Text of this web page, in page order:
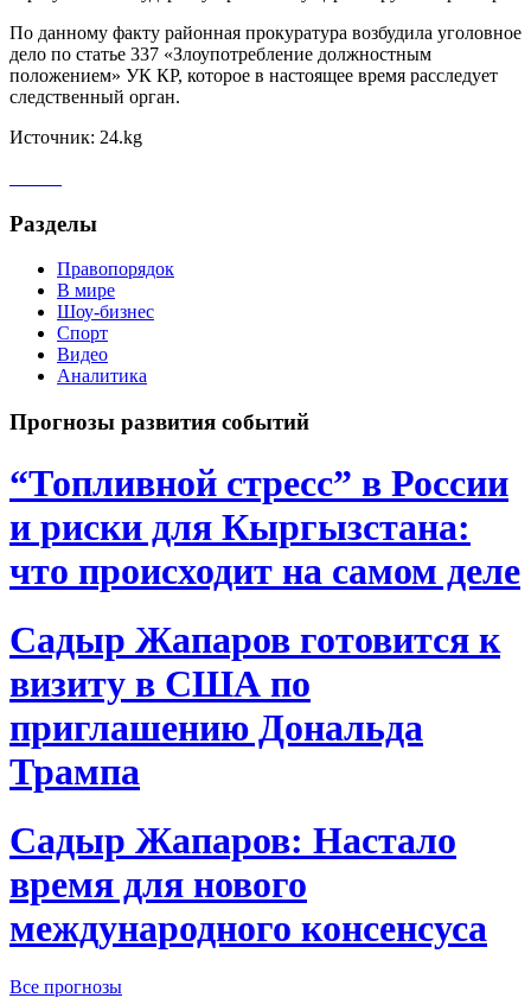
По данному факту районная прокуратура возбудила уголовное
дело по статье 337 «Злоупотребление должностным
положением» УК КР, которое в настоящее время расследует
следственный орган.
Источник: 24.kg
Разделы
Правопорядок
В мире
Шоу-бизнес
Спорт
Видео
Аналитика
Прогнозы развития событий
“Топливной стресс” в России
и риски для Кыргызстана:
что происходит на самом деле
Садыр Жапаров готовится к
визиту в США по
приглашению Дональда
Трампа
Садыр Жапаров: Настало
время для нового
международного консенсуса
Все прогнозы